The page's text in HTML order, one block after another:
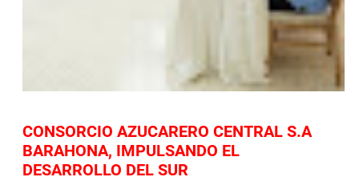
CONSORCIO AZUCARERO CENTRAL S.A
BARAHONA, IMPULSANDO EL
DESARROLLO DEL SUR